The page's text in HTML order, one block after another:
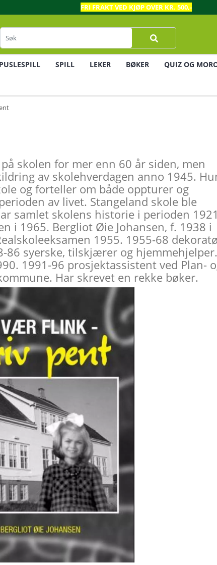
FRI FRAKT VED KJØP OVER KR. 500,-
PUSLESPILL SPILL LEKER BØKER QUIZ OG
skolen for mer enn 60 år siden, men
av skolehverdagen anno 1945.
og forteller om både oppturer og
av livet. Stangeland skole ble
samlet skolens historie i perioden 1921
i 1965. Bergliot Øie Johansen, f. 1938 i
1955. 1955-68
86 syerske, tilskjærer og hjemmehjelper.
1991-96 prosjektassistent ved Plan-
Har skrevet en rekke bøker.